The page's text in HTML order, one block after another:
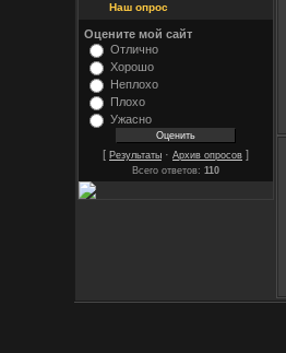
Наш опрос
Оцените мой сайт
Отлично
Хорошо
Неплохо
Плохо
Ужасно
[ Результаты · Архив опросов ]
Всего ответов: 110